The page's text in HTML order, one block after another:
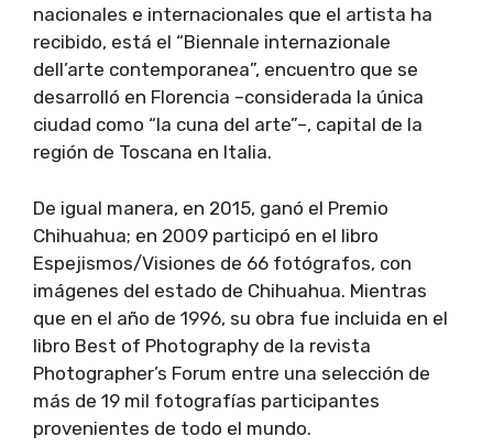
nacionales e internacionales que el artista ha
recibido, está el “Biennale internazionale
dell’arte contemporanea”, encuentro que se
desarrolló en Florencia –considerada la única
ciudad como “la cuna del arte”–, capital de la
región de Toscana en Italia.
De igual manera, en 2015, ganó el Premio
Chihuahua; en 2009 participó en el libro
Espejismos/Visiones de 66 fotógrafos, con
imágenes del estado de Chihuahua. Mientras
que en el año de 1996, su obra fue incluida en el
libro Best of Photography de la revista
Photographer’s Forum entre una selección de
más de 19 mil fotografías participantes
provenientes de todo el mundo.